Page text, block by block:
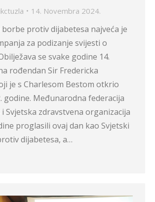
14. Novembra 2024.
borbe protiv dijabetesa najveća je
za podizanje svijesti o
se svake godine 14.
rođendan Sir Fredericka
je s Charlesom Bestom otkrio
godine. Međunarodna federacija
Svjetska zdravstvena organizacija
proglasili ovaj dan kao Svjetski
dijabetesa, a…